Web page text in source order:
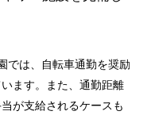
では、自転車通勤を奨励
ます。また、通勤距離
が支給されるケースも